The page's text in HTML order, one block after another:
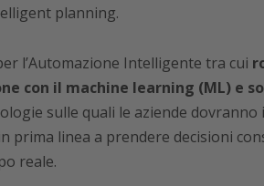
planning.
l’Automazione Intelligente tra cui
con il machine learning (ML) e
sulle quali le aziende dovranno
prima linea a prendere decisioni
reale.